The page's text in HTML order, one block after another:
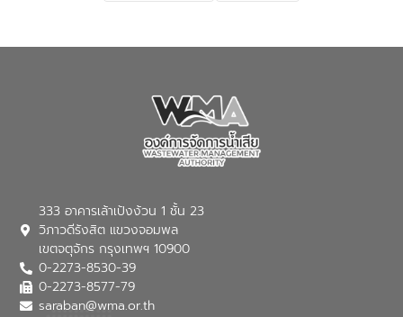
ณ เทศบาลตำบลบางเลน จังหวัดนครปฐม
333 อาคารเล้าเป้งง้วน 1 ชั้น 23
วิภาวดีรังสิต แขวงจอมพล
เขตจตุจักร กรุงเทพฯ 10900
0-2273-8530-39
0-2273-8577-79
saraban@wma.or.th